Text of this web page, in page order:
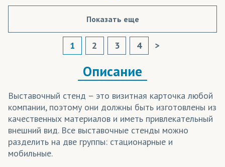
Показать еще
1 2 3 4 >
Описание
Выставочный стенд – это визитная карточка любой
компании, поэтому они должны быть изготовлены из
качественных материалов и иметь привлекательный
внешний вид. Все выставочные стенды можно
разделить на две группы: стационарные и
мобильные.